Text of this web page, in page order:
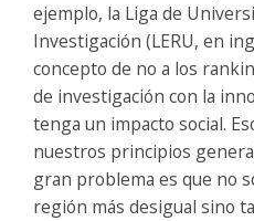
ejemplo, la Liga de
Investigación (LERU, en
concepto de no a los
de investigación con la
tenga un impacto social.
nuestros principios
gran problema es que no
región más desigual sino